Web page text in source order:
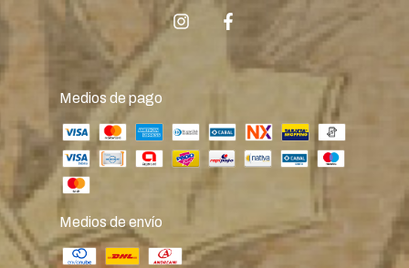
Medios de pago
Medios de envío